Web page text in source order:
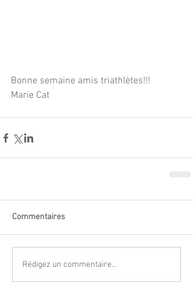
Bonne semaine amis triathlètes!!!
Marie Cat
Commentaires
Rédigez un commentaire...